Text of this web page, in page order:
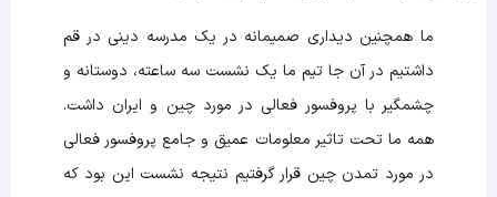
ما همچنین دیداری صمیمانه در یک مدرسه دینی در قم
داشتیم در آن جا تیم ما یک نشست سه ساعته، دوستانه و
چشمگیر با پروفسور فعالی در مورد چین و ایران داشت.
همه ما تحت تاثیر معلومات عمیق و جامع پروفسور فعالی
در مورد تمدن چین قرار گرفتیم نتیجه نشست این بود که